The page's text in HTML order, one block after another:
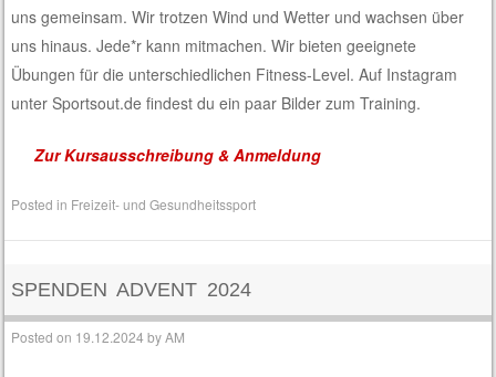
uns gemeinsam. Wir trotzen Wind und Wetter und wachsen über
uns hinaus. Jede*r kann mitmachen. Wir bieten geeignete
Übungen für die unterschiedlichen Fitness-Level. Auf Instagram
unter Sportsout.de findest du ein paar Bilder zum Training.
Zur Kursausschreibung & Anmeldung
Posted in Freizeit- und Gesundheitssport
SPENDEN ADVENT 2024
Posted on 19.12.2024 byAM